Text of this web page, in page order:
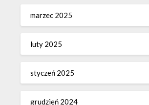
marzec 2025
luty 2025
styczeń 2025
grudzień 2024